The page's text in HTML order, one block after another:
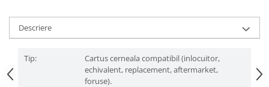
Descriere
Tip:
Cartus cerneala compatibil (inlocuitor,
echivalent, replacement, aftermarket,
foruse).